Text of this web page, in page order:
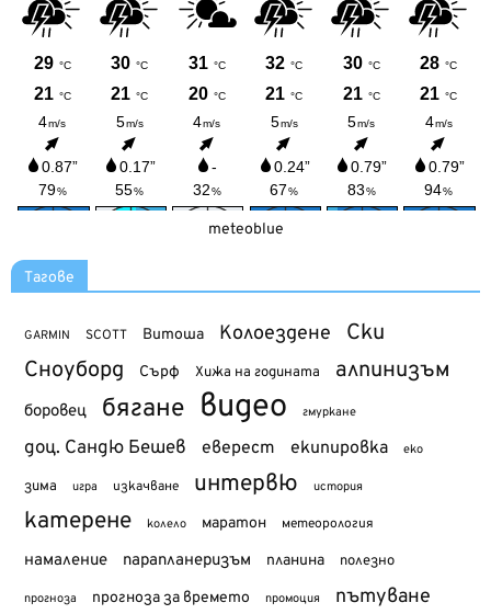
meteoblue
Тагове
GARMIN SCOTT Витоша Колоездене Ски
Сноуборд Сърф Хижа на годината алпинизъм
боровец бягане видео гмуркане
доц. Сандю Бешев еверест екипировка еко
зима игра изкачване интервю история
катерене колело маратон метеорология
намаление парапланеризъм планина полезно
прогноза прогноза за времето промоция пътуване